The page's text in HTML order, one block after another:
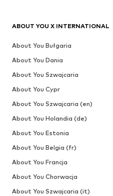
ABOUT YOU X INTERNATIONAL
About You Bułgaria
About You Dania
About You Szwajcaria
About You Cypr
About You Szwajcaria (en)
About You Holandia (de)
About You Estonia
About You Belgia (fr)
About You Francja
About You Chorwacja
About You Szwajcaria (it)